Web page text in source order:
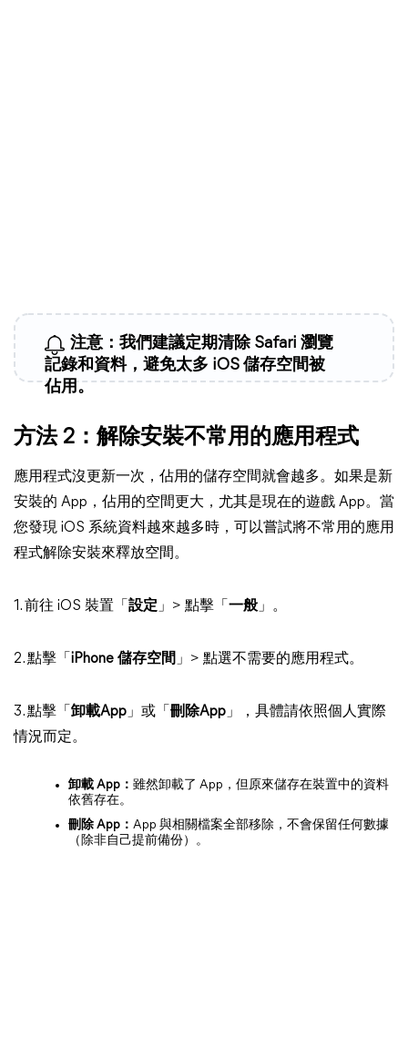
注意：我們建議定期清除 Safari 瀏覽
記錄和資料，避免太多 iOS 儲存空間被
佔用。
方法 2：解除安裝不常用的應用程式
應用程式沒更新一次，佔用的儲存空間就會越多。如果是新
安裝的 App，佔用的空間更大，尤其是現在的遊戲 App。當
您發現 iOS 系統資料越來越多時，可以嘗試將不常用的應用
程式解除安裝來釋放空間。
1. 前往 iOS 裝置「 設定 」> 點擊「 一般 」。
2. 點擊「 iPhone 儲存空間 」> 點選不需要的應用程式。
3. 點擊「 卸載App 」或「 刪除App 」，具體請依照個人實際
情況而定。
卸載 App： 雖然卸載了 App，但原來儲存在裝置中的資料
依舊存在。
刪除 App： App 與相關檔案全部移除，不會保留任何數據
（除非自己提前備份）。